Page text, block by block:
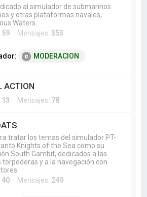
al simulador de submarinos
y otras plataformas navales,
Waters.
59 Mensajes: 353
MODERACION
ACTION
13 Mensajes: 78
tratar los temas del simulador PT-
Knights of the Sea como su
South Gambit, dedicados a las
torpederas y a la navegación con
40 Mensajes: 249